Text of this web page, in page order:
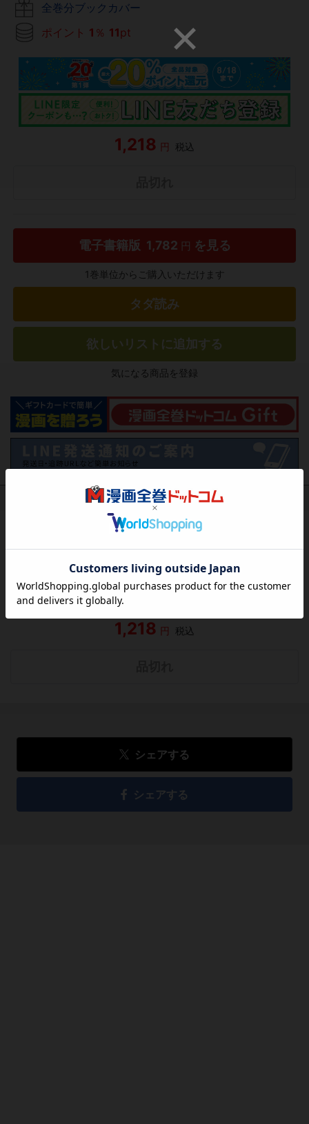
全巻分ブックカバー
ポイント 1 ％ 11pt
1,218 円 税込
電子書籍版 1,782 円 を見る
1巻単位からご購入いただけます
タダ読み
欲しいリストに追加する
気になる商品を登録
（関連商品を含む）
この作品にはまだレビューがありません。 今後読まれる
方のために感想を共有してもらえませんか？
レビューを書く
1,218 円 税込
シェアする
シェアする